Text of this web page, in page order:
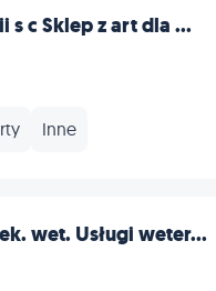
s c Sklep z art dla ...
Inne
wet. Usługi weter...